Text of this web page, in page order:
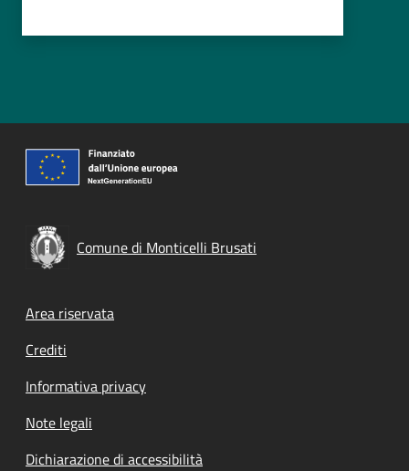
Comune di Monticelli Brusati
Footer menu
Area riservata
Crediti
Informativa privacy
Note legali
Dichiarazione di accessibilità